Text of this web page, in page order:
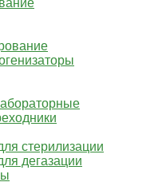
стерилизации
дегазации